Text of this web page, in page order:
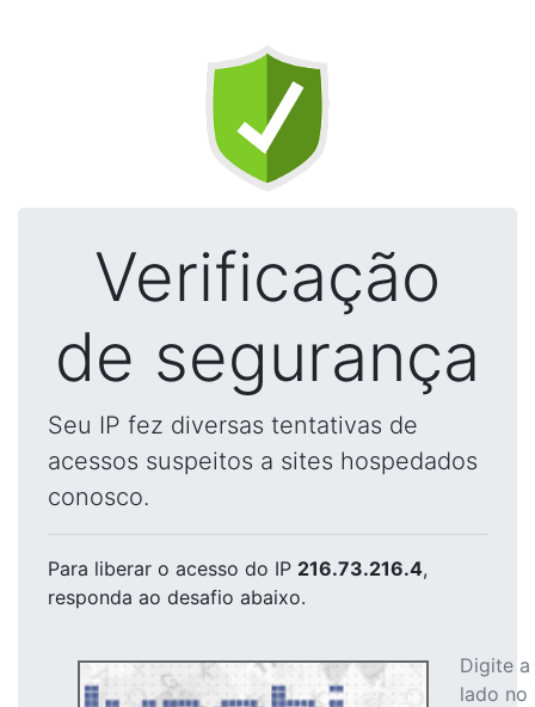
Verificação
de segurança
Seu IP fez diversas tentativas de
acessos suspeitos a sites hospedados
conosco.
Para liberar o acesso do IP 216.73.216.4,
responda ao desafio abaixo.
Digite
lado no